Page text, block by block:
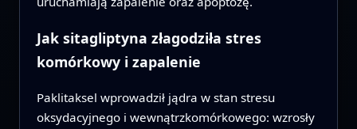
Jak sitagliptyna złagodziła stres
komórkowy i zapalenie
Paklitaksel wprowadził jądra w stan stresu
oksydacyjnego i wewnątrzkomórkowego: wzrosły